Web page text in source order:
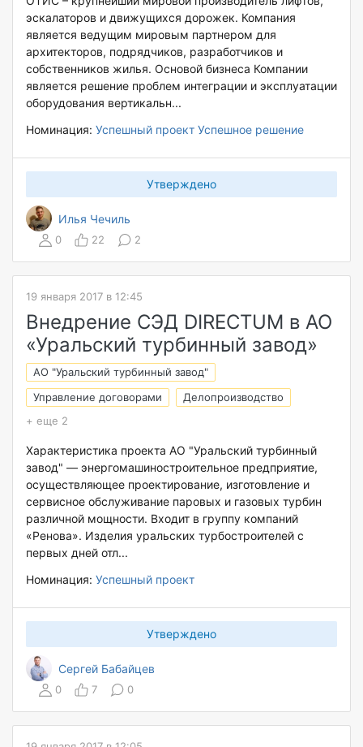
эскалаторов и движущихся дорожек. Компания
является ведущим мировым партнером для
архитекторов, подрядчиков, разработчиков и
собственников жилья. Основой бизнеса Компании
является решение проблем интеграции и эксплуатации
оборудования вертикальн...
Номинация: Успешный проект Успешное решение
Илья Чечиль
Утверждено
0 22 2
19 января 2017 в 12:45
Внедрение СЭД DIRECTUM в АО
«Уральский турбинный завод»
АО "Уральский турбинный завод"
Управление договорами
Делопроизводство
+ еще 2
Характеристика проекта АО "Уральский турбинный
завод" — энергомашиностроительное предприятие,
осуществляющее проектирование, изготовление и
сервисное обслуживание паровых и газовых турбин
различной мощности. Входит в группу компаний
«Ренова». Изделия уральских турбостроителей с
первых дней отл...
Номинация: Успешный проект
Сергей Бабайцев
Утверждено
0 7 0